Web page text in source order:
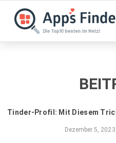
Tinder-Profil: Mit Diesem
Dezember 5, 2023